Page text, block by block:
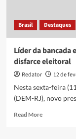
Brasil Destaques
Líder da bancada
disfarce eleitoral
Redator 12 de
Nesta sexta-feira
(DEM-RJ), novo
Read MoreRead